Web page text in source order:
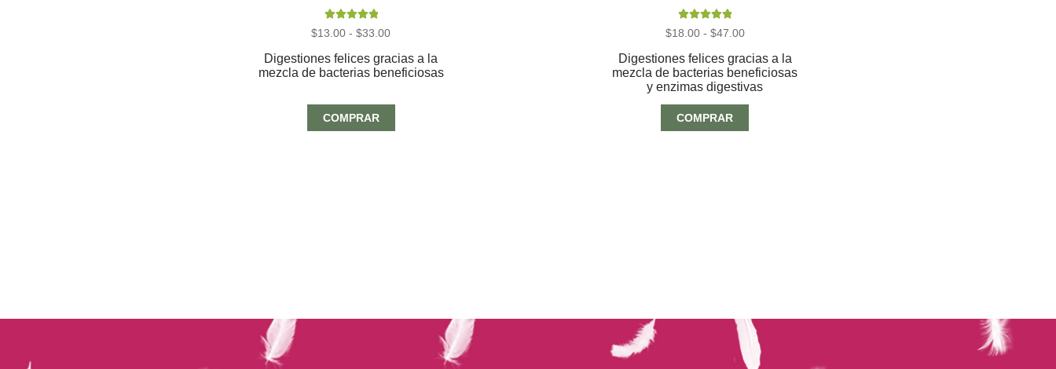
Valorado con
$13.00 - $33.00Rango
precios:
desde
$33.00
Digestiones felices gracias a la
mezcla de bacterias beneficiosas
COMPRAR
Valorado con
$18.00 - $47.00Rango
precios:
desde
$18.00
hasta
$47.00
Digestiones felices gracias a la
mezcla de bacterias beneficiosas
y enzimas digestivas
COMPRAR